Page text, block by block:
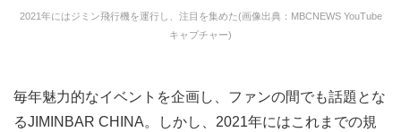
2021年にはジミン飛行機を運行し、注目を集めた(画像出典：MBCNEWS YouTube
キャプチャー)
毎年魅力的なイベントを企画し、ファンの間でも話題とな
るJIMINBAR CHINA。しかし、2021年にはこれまでの規